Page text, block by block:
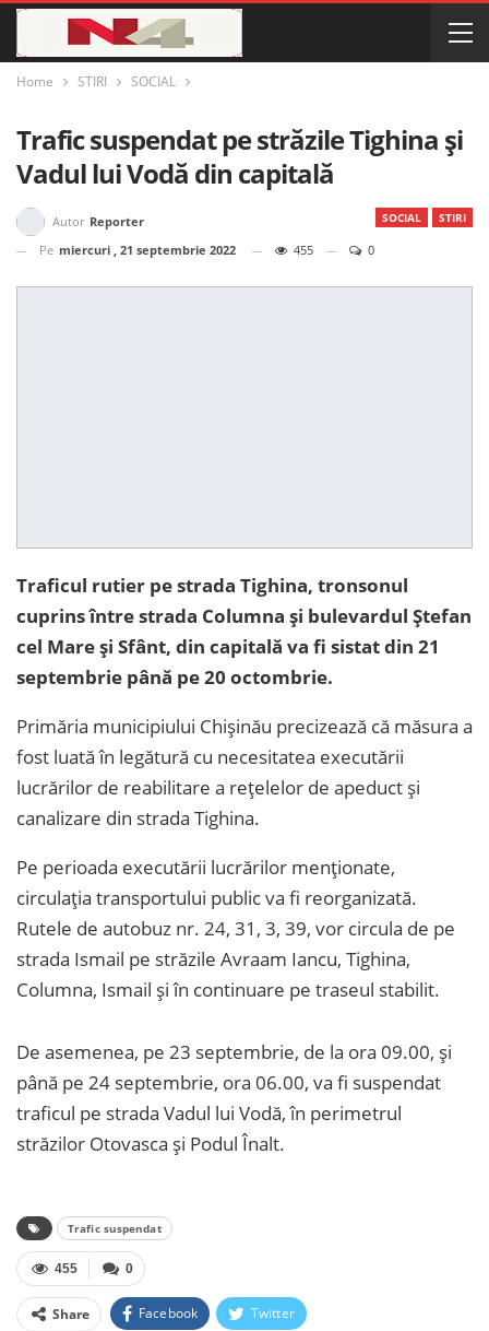
Home STIRI SOCIAL
Trafic suspendat pe străzile Tighina și
Vadul lui Vodă din capitală
SOCIAL STIRI
Autor Reporter
Pe miercuri , 21 septembrie 2022 455 0
Traficul rutier pe strada Tighina, tronsonul
cuprins între strada Columna și bulevardul Ștefan
cel Mare și Sfânt, din capitală va fi sistat din 21
septembrie până pe 20 octombrie.
Primăria municipiului Chișinău precizează că măsura a
fost luată în legătură cu necesitatea executării
lucrărilor de reabilitare a rețelelor de apeduct și
canalizare din strada Tighina.
Pe perioada executării lucrărilor menționate,
circulația transportului public va fi reorganizată.
Rutele de autobuz nr. 24, 31, 3, 39, vor circula de pe
strada Ismail pe străzile Avraam Iancu, Tighina,
Columna, Ismail și în continuare pe traseul stabilit.
De asemenea, pe 23 septembrie, de la ora 09.00, și
până pe 24 septembrie, ora 06.00, va fi suspendat
traficul pe strada Vadul lui Vodă, în perimetrul
străzilor Otovasca și Podul Înalt.
Trafic suspendat
0
455
Share Facebook Twitter